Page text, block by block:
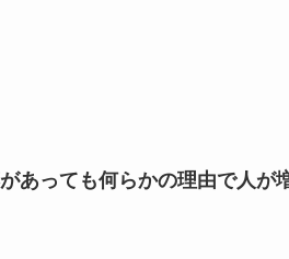
あっても何らかの理由で人が